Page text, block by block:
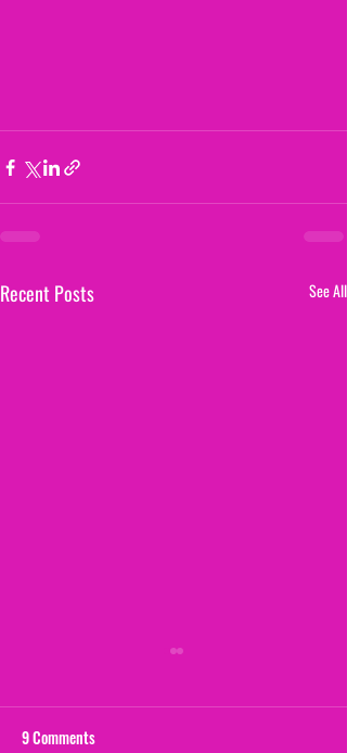
Recent Posts See All
9 Comments